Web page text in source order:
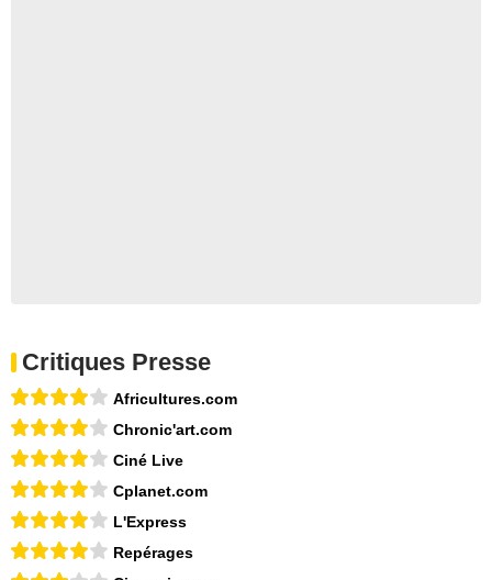
Critiques Presse
Africultures.com
Chronic'art.com
Ciné Live
Cplanet.com
L'Express
Repérages